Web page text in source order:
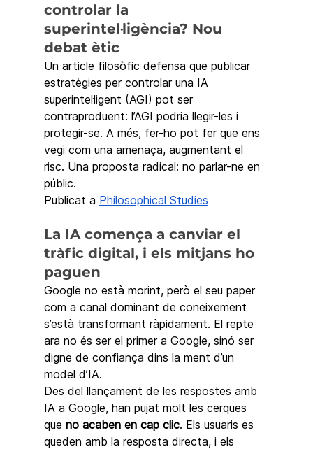
controlar la
superintel·ligència? Nou
debat ètic
Un article filosòfic defensa que publicar
estratègies per controlar una IA
superintel·ligent (AGI) pot ser
contraproduent: l’AGI podria llegir-les i
protegir-se. A més, fer-ho pot fer que ens
vegi com una amenaça, augmentant el
risc. Una proposta radical: no parlar-ne en
públic.
Publicat a Philosophical Studies
La IA comença a canviar el
tràfic digital, i els mitjans ho
paguen
Google no està morint, però el seu paper
com a canal dominant de coneixement
s’està transformant ràpidament. El repte
ara no és ser el primer a Google, sinó ser
digne de confiança dins la ment d’un
model d’IA.
Des del llançament de les respostes amb
IA a Google, han pujat molt les cerques
que no acaben en cap clic. Els usuaris es
queden amb la resposta directa, i els